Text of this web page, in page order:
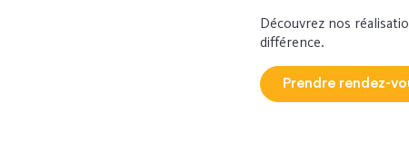
Découvrez nos
différence.
Prendre rendez-